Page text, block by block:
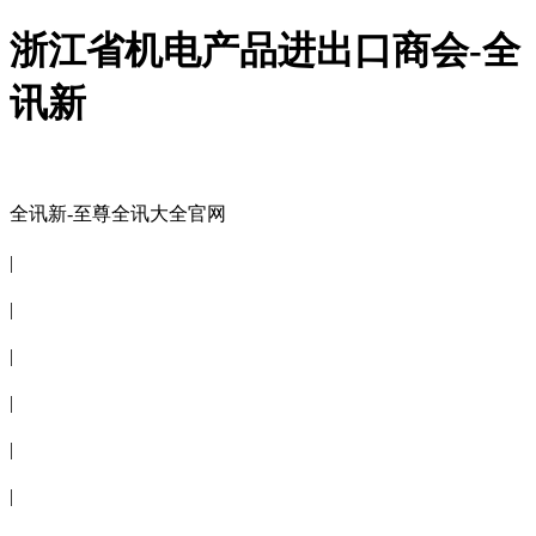
浙江省机电产品进出口商会-全
讯新
全讯新-至尊全讯大全官网
|
|
|
|
|
|